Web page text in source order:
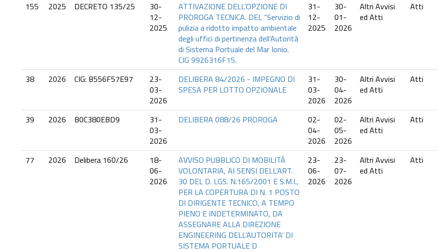
155 2025 DECRETO 135/25
30-
12-
2025
ATTIVAZIONE DELL’OPZIONE DI
PROROGA TECNICA. DEL “Servizio di
pulizia a ridotto impatto ambientale
degli uffici di pertinenza dell’Autorità
di Sistema Portuale del Mar Ionio.
CIG 9926316F15.
31-
12-
2025
30-
01-
2026
Altri Avvisi
ed Atti
Atti
38 2026 CIG: B556F57E97
23-
03-
2026
DELIBERA 84/2026 - IMPEGNO DI
SPESA PER LOTTO OPZIONALE
31-
03-
2026
30-
04-
2026
Altri Avvisi
ed Atti
Atti
39 2026 B0C380EBD9
31-
03-
2026
DELIBERA 088/26 PROROGA
02-
04-
2026
02-
05-
2026
Altri Avvisi
ed Atti
Atti
77 2026 Delibera 160/26
18-
06-
2026
AVVISO PUBBLICO DI MOBILITÀ
VOLONTARIA, AI SENSI DELL’ART.
30 DEL D. LGS. N.165/2001 E S.M.I.,
PER LA COPERTURA DI N. 1 POSTO
DI DIRIGENTE TECNICO, A TEMPO
PIENO E INDETERMINATO, DA
ASSEGNARE ALLA DIREZIONE
ENGINEERING DELL’AUTORITA’ DI
SISTEMA PORTUALE D
23-
06-
2026
23-
07-
2026
Altri Avvisi
ed Atti
Atti